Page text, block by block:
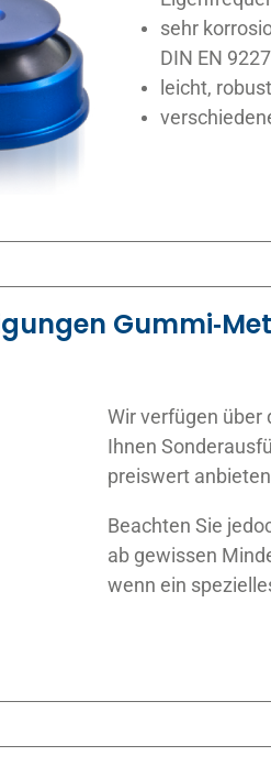
sehr
DIN EN
leicht,
Wir verfügen über
Ihnen
preiswert
Beachten Sie
ab gewissen
wenn ein